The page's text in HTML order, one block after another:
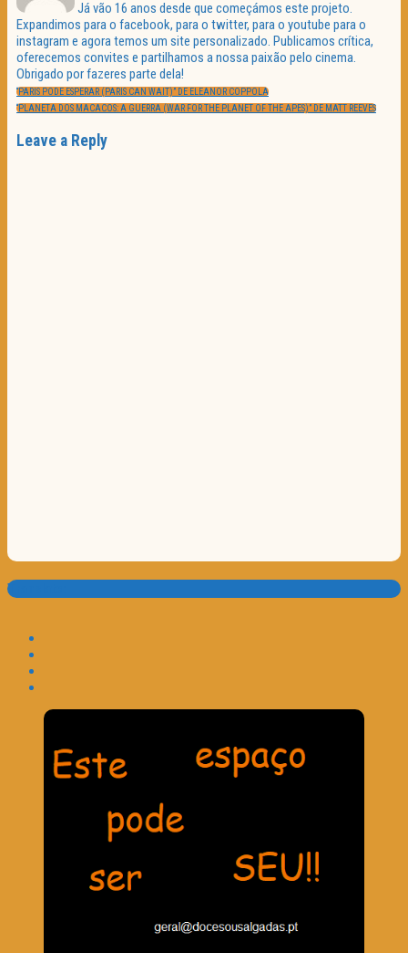
Já vão 16 anos desde que começámos este projeto.
Expandimos para o facebook, para o twitter, para o youtube para o
instagram e agora temos um site personalizado. Publicamos crítica,
oferecemos convites e partilhamos a nossa paixão pelo cinema.
Obrigado por fazeres parte dela!
Navegação
de
artigos
PREVIOUS
POST:
“PARIS PODE ESPERAR (PARIS CAN WAIT)” DE ELEANOR COPPOLA
NEXT
POST:
“PLANETA DOS MACACOS: A GUERRA (WAR FOR THE PLANET OF THE APES)” DE MATT REEVES
Leave a Reply
Translate: